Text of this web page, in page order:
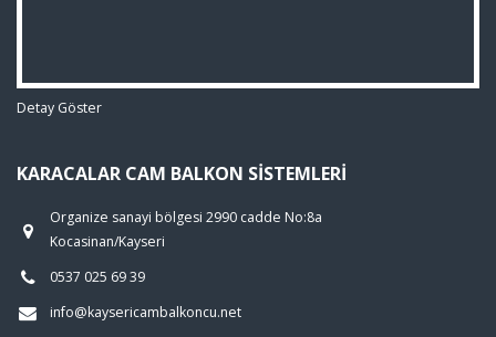
Detay Göster
KARACALAR CAM BALKON SISTEMLERI
Organize sanayi bölgesi 2990 cadde No:8a
Kocasinan/Kayseri
0537 025 69 39
info@kaysericambalkoncu.net